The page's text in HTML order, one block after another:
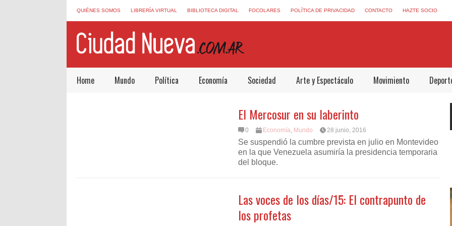
QUIÉNES SOMOS LIBRERÍA VIRTUAL BIBLIOTECA DIGITAL FOCOLARES POLÍTICA DE PRIVACIDAD CONTACTO HAZTE SOCIO
Home Mundo Política Economía Sociedad Arte y Espectáculo Movimiento
El Mercosur en su laberinto
0 Economía, Mundo 28 junio, 2016
Se suspendió la cumbre prevista en julio en Montevideo
en la que Venezuela asumiría la presidencia temporaria
del bloque.
Las voces de los días/15: El contrapunto de
los profetas